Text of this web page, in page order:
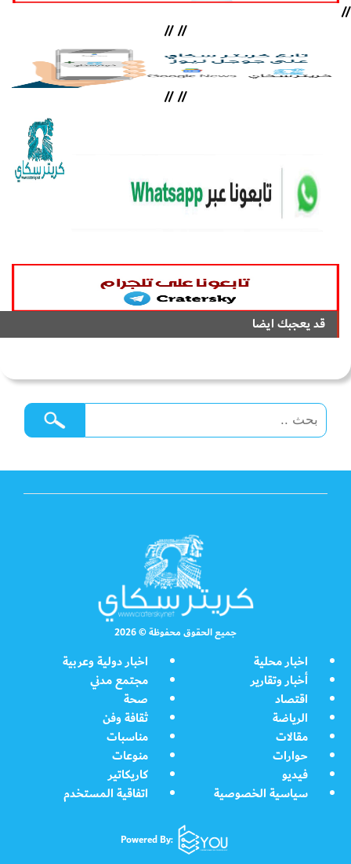
//
//
//
//
//
قد يعجبك ايضا
جميع الحقوق محفوظة © 2026
اخبار محلية
اخبار دولية وعربية
أخبار وتقارير
مجتمع مدني
اقتصاد
صحة
الرياضة
ثقافة وفن
مقالات
مناسبات
حوارات
منوعات
فيديو
كاريكاتير
سياسية الخصوصية
اتفاقية المستخدم
Powered By: